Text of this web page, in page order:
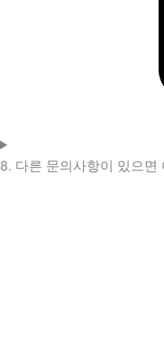
8. 다른 문의사항이 있으면